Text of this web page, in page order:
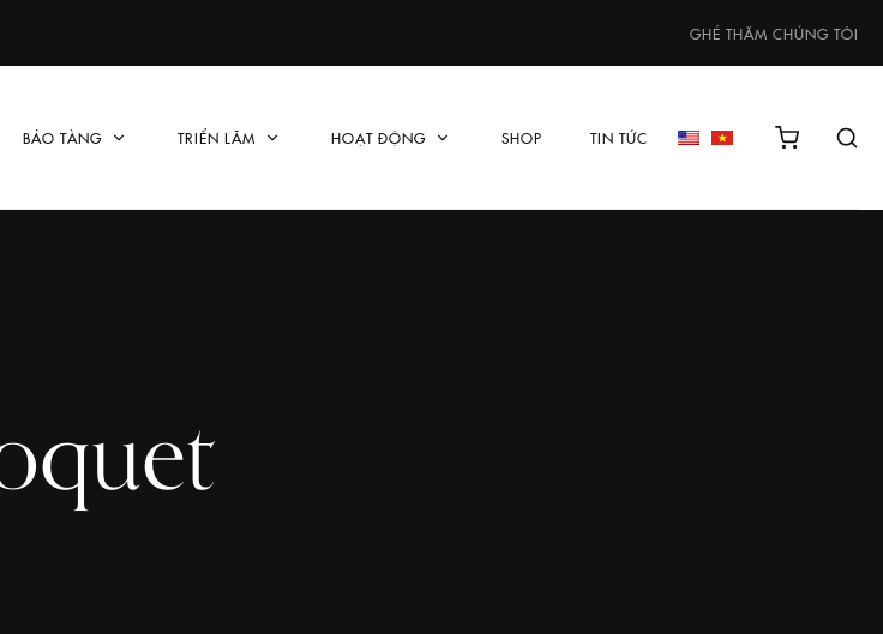
GHÉ THĂM CHÚNG TÔI
BẢO TÀNG TRIỂN LÃM HOẠT ĐỘNG SHOP TIN TỨC